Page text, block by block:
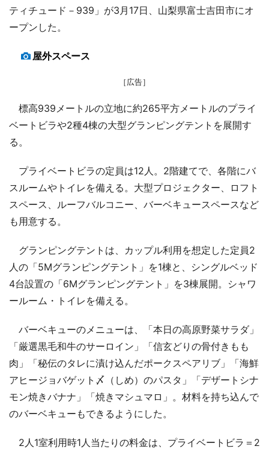
ティチュード－939」が3月17日、山梨県富士吉田市にオ
ープンした。
屋外スペース
［広告］
標高939メートルの立地に約265平方メートルのプライ
ベートビラや2種4棟の大型グランピングテントを展開す
る。
プライベートビラの定員は12人。2階建てで、各階にバ
スルームやトイレを備える。大型プロジェクター、ロフト
スペース、ルーフバルコニー、バーベキュースペースなど
も用意する。
グランピングテントは、カップル利用を想定した定員2
人の「5Mグランピングテント」を1棟と、シングルベッド
4台設置の「6Mグランピングテント」を3棟展開。シャワ
ールーム・トイレを備える。
バーベキューのメニューは、「本日の高原野菜サラダ」
「厳選黒毛和牛のサーロイン」「信玄どりの骨付きもも
肉」「秘伝のタレに漬け込んだポークスペアリブ」「海鮮
アヒージョバゲット〆（しめ）のパスタ」「デザートシナ
モン焼きバナナ」「焼きマシュマロ」。材料を持ち込んで
のバーベキューもできるようにした。
2人1室利用時1人当たりの料金は、プライベートビラ＝2